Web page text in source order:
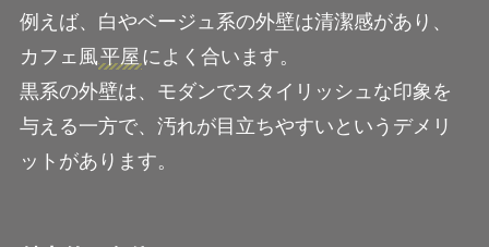
例えば、白やベージュ系の外壁は清潔感があり、
カフェ風平屋 によく合います。
黒系の外壁は、モダンでスタイリッシュな印象を
与える一方で、汚れが目立ちやすいというデメリ
ットがあります。